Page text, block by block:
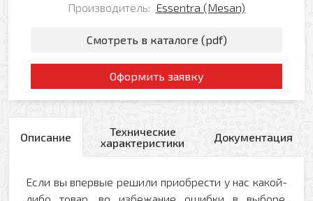
Производитель: Essentra (Mesan)
Смотреть в каталоге (pdf)
Оформить заявку
Описание
Технические
характеристики
Документация
Если вы впервые решили приобрести у нас какой-